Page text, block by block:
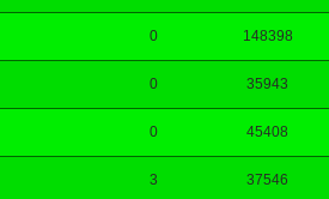
0 148398
0 35943
0 45408
3 37546